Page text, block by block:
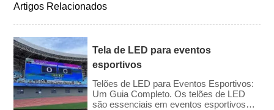
Artigos Relacionados
Tela de LED para eventos
esportivos
Telões de LED para Eventos Esportivos:
Um Guia Completo. Os telões de LED
são essenciais em eventos esportivos